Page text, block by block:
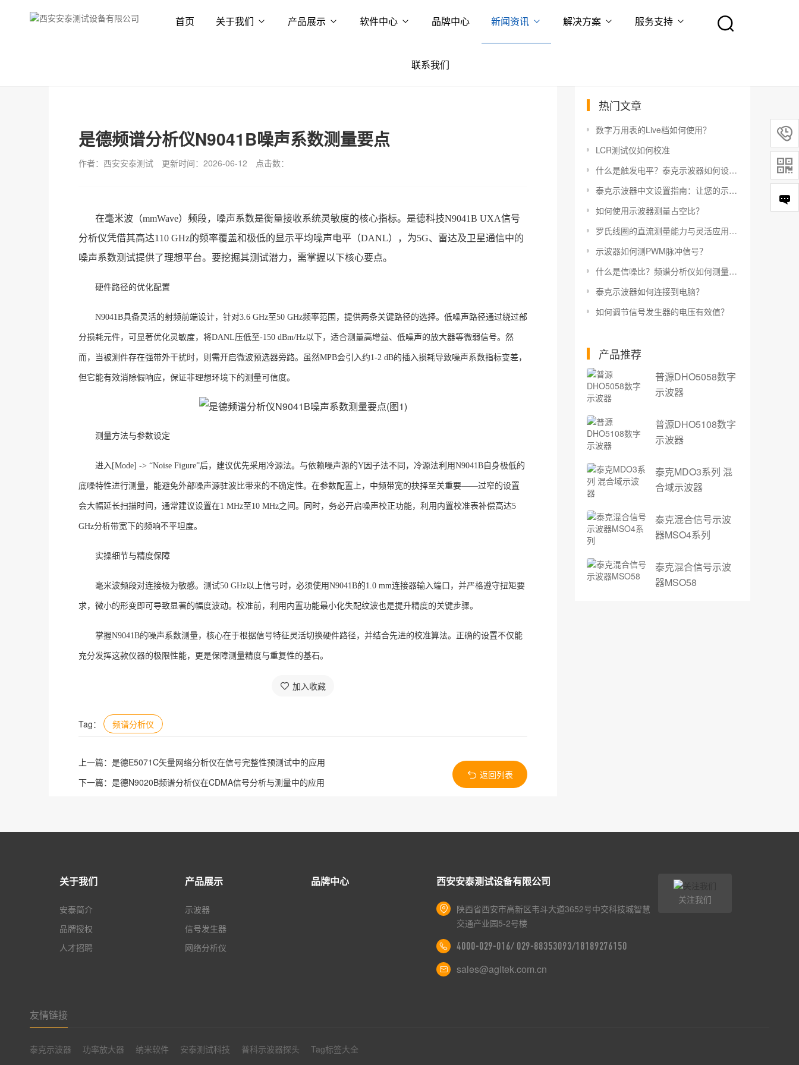
首页 关于我们 产品展示 软件中心 品牌中心 新闻资讯 解决方案 服务支持
联系我们
是德频谱分析仪N9041B噪声系数测量要点
作者：西安安泰测试 更新时间：2026-06-12 点击数：
在毫米波（mmWave）频段，噪声系数是衡量接收系统灵敏度的核心指标。是德科技N9041B UXA信号
分析仪凭借其高达110 GHz的频率覆盖和极低的显示平均噪声电平（DANL），为5G、雷达及卫星通信中的
噪声系数测试提供了理想平台。要挖掘其测试潜力，需掌握以下核心要点。
硬件路径的优化配置
N9041B具备灵活的射频前端设计，针对3.6 GHz至50 GHz频率范围，提供两条关键路径的选择。低噪声路径通过绕过部
分损耗元件，可显著优化灵敏度，将DANL压低至-150 dBm/Hz以下，适合测量高增益、低噪声的放大器等微弱信号。然
而，当被测件存在强带外干扰时，则需开启微波预选器旁路。虽然MPB会引入约1-2 dB的插入损耗导致噪声系数指标变差，
但它能有效消除假响应，保证非理想环境下的测量可信度。
测量方法与参数设定
进入 [Mode] -> “Noise Figure”后，建议优先采用冷源法。与依赖噪声源的Y因子法不同，冷源法利用N9041B自身极低的
底噪特性进行测量，能避免外部噪声源驻波比带来的不确定性。在参数配置上，中频带宽的抉择至关重要——过窄的设置
会大幅延长扫描时间，通常建议设置在1 MHz至10 MHz之间。同时，务必开启噪声校正功能，利用内置校准表补偿高达5
GHz分析带宽下的频响不平坦度。
实操细节与精度保障
毫米波频段对连接极为敏感。测试50 GHz以上信号时，必须使用N9041B的1.0 mm连接器输入端口，并严格遵守扭矩要
求，微小的形变即可导致显著的幅度波动。校准前，利用内置功能最小化失配纹波也是提升精度的关键步骤。
掌握N9041B的噪声系数测量，核心在于根据信号特征灵活切换硬件路径，并结合先进的校准算法。正确的设置不仅能
充分发挥这款仪器的极限性能，更是保障测量精度与重复性的基石。
加入收藏
Tag： 频谱分析仪
上一篇： 是德E5071C矢量网络分析仪在信号完整性预测试中的应用
下一篇： 是德N9020B频谱分析仪在CDMA信号分析与测量中的应用
返回列表
热门文章
数字万用表的Live档如何使用？
LCR测试仪如何校准
什么是触发电平？泰克示波器如何设置触发电平？
泰克示波器中文设置指南：让您的示波器更易于使用
如何使用示波器测量占空比？
罗氏线圈的直流测量能力与灵活应用指南
示波器如何测PWM脉冲信号？
什么是信噪比？频谱分析仪如何测量信噪比？
泰克示波器如何连接到电脑？
如何调节信号发生器的电压有效值？
产品推荐
普源DHO5058数字
示波器
普源DHO5108数字
示波器
泰克MDO3系列 混
合域示波器
泰克混合信号示波
器MSO4系列
泰克混合信号示波
器MSO58
关于我们
安泰简介
品牌授权
人才招聘
产品展示
示波器
信号发生器
网络分析仪
品牌中心 西安安泰测试设备有限公司
陕西省西安市高新区韦斗大道3652号中交科技城智慧
交通产业园5-2号楼
4000-029-016/ 029-88353093/18189276150
sales@agitek.com.cn
关注我们
友情链接
泰克示波器 功率放大器 纳米软件 安泰测试科技 普科示波器探头 Tag标签大全

